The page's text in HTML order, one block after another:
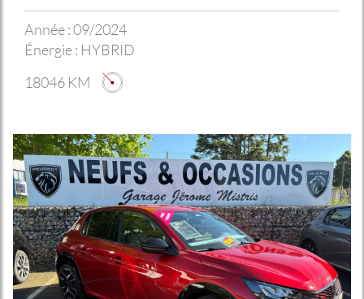
Année :09/2024
Énergie : HYBRID
18046 KM